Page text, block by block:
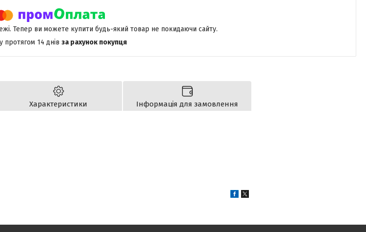
Тепер ви можете купити будь-який товар не покидаючи сайту.
протягом 14 днів за рахунок покупця
Характеристики Інформація для замовлення